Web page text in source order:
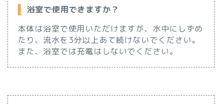
浴室で使用できますか？
本体は浴室で使用いただけますが、水中にしずめ
たり、流水を3分以上あて続けないでください。
また、浴室では充電はしないでください。